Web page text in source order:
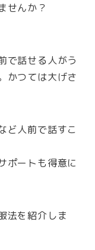
せんか？
で話せる人がう
かつては大げさ
ど人前で話すこ
ポートも得意に
法を紹介しま